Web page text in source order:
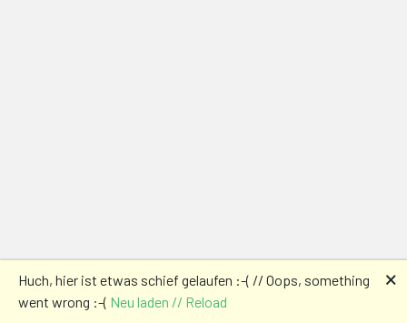
Huch, hier ist etwas schief gelaufen :-( // Oops, something
went wrong :-( Neu laden // Reload
🗙